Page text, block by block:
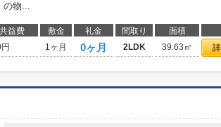
の物...
益費 敷金 礼金 間取り 面積
1ヶ月 0ヶ月 2LDK 39.63㎡